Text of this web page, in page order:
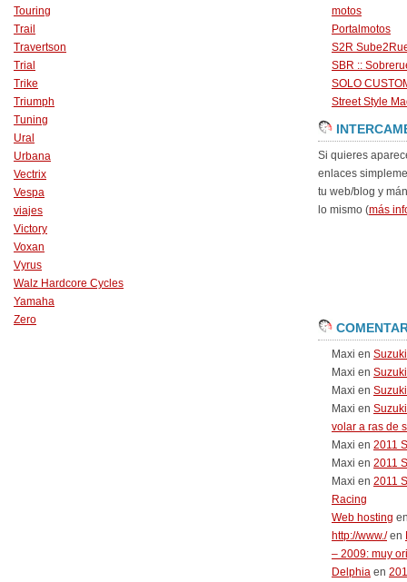
Touring
Trail
Travertson
Trial
Trike
Triumph
Tuning
Ural
Urbana
Vectrix
Vespa
viajes
Victory
Voxan
Vyrus
Walz Hardcore Cycles
Yamaha
Zero
motos
Portalmotos
S2R
SBR ::
SOLO
Street Style
Si quieres
enlaces
tu web/blog y
lo mismo (más
Maxi en
Maxi en
Maxi en
Maxi en
volar a ras de
Maxi en 2011
Maxi en 2011
Maxi en 2011
Racing
Web hosting
http://www./en
– 2009: muy
Delphia en